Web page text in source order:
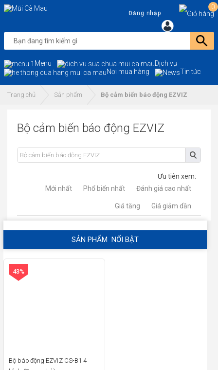
Đăng nhập
0
Menu
Dịch vụ
Nơi mua hàng
Tin tức
Trang chủ Sản phẩm Bộ cảm biến báo động EZVIZ
Bộ cảm biến báo động EZVIZ
Ưu tiên xem:
Mới nhất
Phổ biến nhất Đánh giá cao nhất
Giá tăng Giá giảm dần
SẢN PHẨM NỔI BẬT
43%
Bộ báo động EZVIZ CS-B1 4